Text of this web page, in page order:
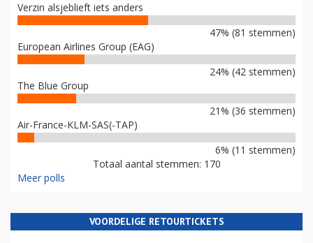
Verzin alsjeblieft iets anders
47% (81 stemmen)
European Airlines Group (EAG)
24% (42 stemmen)
The Blue Group
21% (36 stemmen)
Air-France-KLM-SAS(-TAP)
6% (11 stemmen)
Totaal aantal stemmen: 170
Meer polls
VOORDELIGE RETOURTICKETS